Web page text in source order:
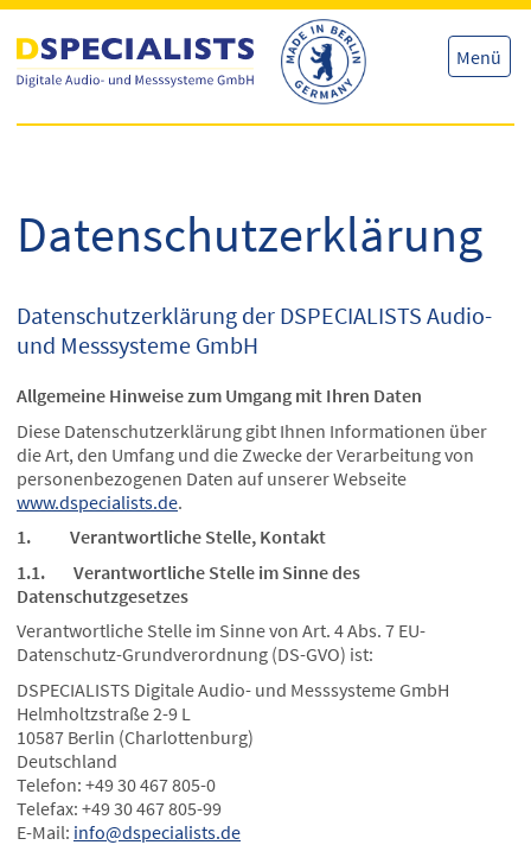
Inhalt
Menü
Datenschutzerklärung
Datenschutzerklärung der DSPECIALISTS Audio-
und Messsysteme GmbH
Allgemeine Hinweise zum Umgang mit Ihren Daten
Diese Datenschutzerklärung gibt Ihnen Informationen über
die Art, den Umfang und die Zwecke der Verarbeitung von
personenbezogenen Daten auf unserer Webseite
www.dspecialists.de.
1. Verantwortliche Stelle, Kontakt
1.1. Verantwortliche Stelle im Sinne des
Datenschutzgesetzes
Verantwortliche Stelle im Sinne von Art. 4 Abs. 7 EU-
Datenschutz-Grundverordnung (DS-GVO) ist:
DSPECIALISTS Digitale Audio- und Messsysteme GmbH
Helmholtzstraße 2-9 L
10587 Berlin (Charlottenburg)
Deutschland
Telefon: +49 30 467 805-0
Telefax: +49 30 467 805-99
E-Mail: info@dspecialists.de
Inhalt